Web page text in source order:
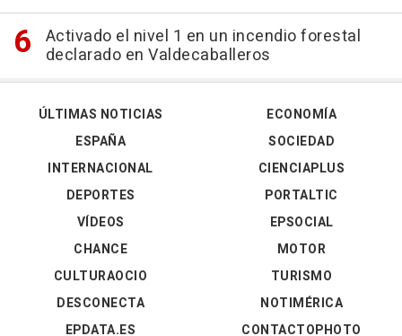
Activado el nivel 1 en un incendio forestal
declarado en Valdecaballeros
ÚLTIMAS NOTICIAS
ESPAÑA
INTERNACIONAL
DEPORTES
VÍDEOS
ECONOMÍA
SOCIEDAD
CIENCIAPLUS
PORTALTIC
EPSOCIAL
CHANCE
CULTURAOCIO
DESCONECTA
EPDATA.ES
MOTOR
TURISMO
NOTIMÉRICA
CONTACTOPHOTO